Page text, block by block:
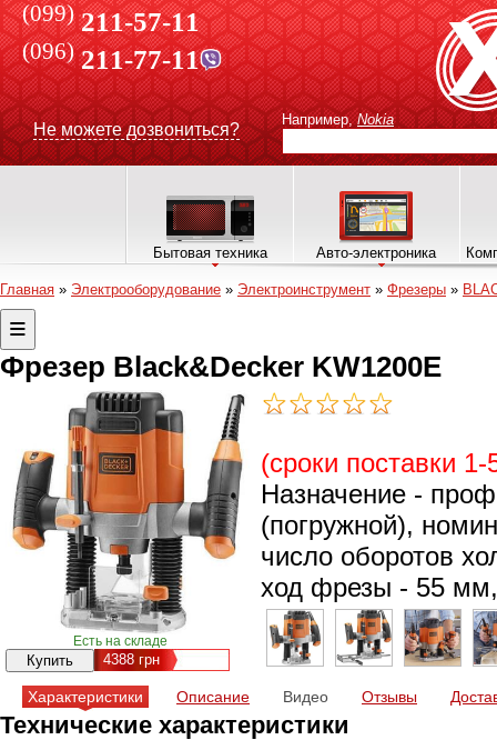
(099) 211-57-11
(096)211-77-11
Не можете дозвониться?
Например, Nokia
Бытовая техника Авто-электроника
Главная » Электрооборудование » Электроинструмент » Фрезеры »
Фрезер Black&Decker KW1200E
Есть на складе
4388 грн
(сроки поставки
Назначение -
(погружной),
число оборотов
ход фрезы - 55
Характеристики Описание Видео Отзывы
Технические характеристики